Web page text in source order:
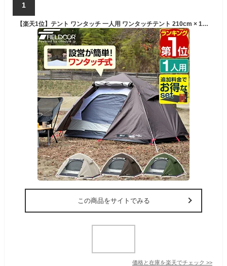
1
【楽天1位】テント ワンタッチ 一人用 ワンタッチテント 210cm × 165cm 耐水 遮熱 UVカット ソロテント 耐水圧 1,500mm 前室 ダブルウォール 自立型 ドームテント キャンプテント ソロキャンプ アウトドア FIELDOOR ワンタッチテント100 1年保証 ★[送料無料]
この商品をサイトでみる
価格と在庫を楽天でチェック >>